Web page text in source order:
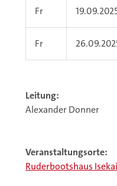
Fr
Fr
Leitung:
Alexander Donner
Veranstaltungsorte:
Ruderbootshaus